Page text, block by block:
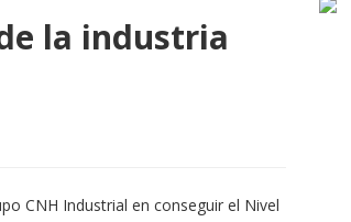
la industria
CNH Industrial en conseguir el Nivel